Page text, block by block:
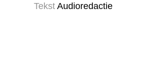
Tekst Audioredactie